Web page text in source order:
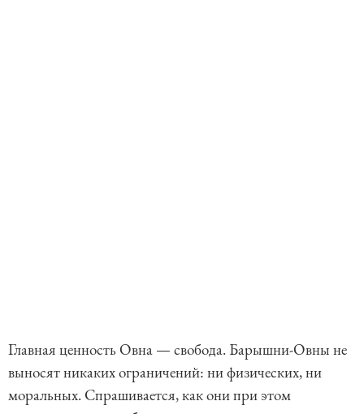
Главная ценность Овна — свобода. Барышни-Овны не
выносят никаких ограничений: ни физических, ни
моральных. Спрашивается, как они при этом